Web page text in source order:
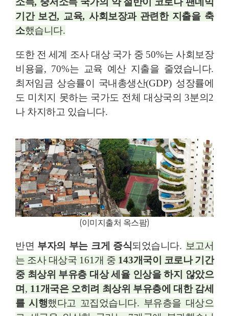
기간 보건, 교육,사회보장과 관련한 지출을 축
소했습니다.
또한 전 세계 조사 대상 국가 중 50%는 사회보장
비용을, 70%는 교육 예산 지출을 줄였습니다.
최저임금 상승률이 국내총생산(GDP) 성장률에
도 미치지 못하는 국가도 전체 대상국의 3분의2
나 차지하고 있습니다.
(이미지출처 옥스팜)
반면 부자의 부는 크게 증식되었습니다. 보고서
는 조사 대상국 161 개 중 143개국이 코로나 기간
중 최상위 부유층 대상 세율 인상을 하지 않았으
며 , 11개국은 오히려 최상위 부유층에 대한 감세
를 시행했다고 꼬집었습니다. 부유층을 대상으